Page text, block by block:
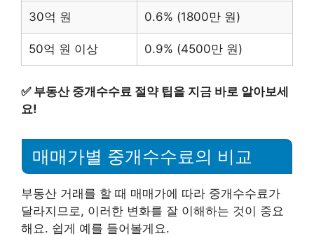
30억 원 0.6% (1800만 원)
50억 원 이상 0.9% (4500만 원)
✅ 부동산 중개수수료 절약 팁을 지금 바로 알아보세
요!
매매가별 중개수수료의 비교
부동산 거래를 할 때 매매가에 따라 중개수수료가
달라지므로, 이러한 변화를 잘 이해하는 것이 중요
해요. 쉽게 예를 들어볼게요.